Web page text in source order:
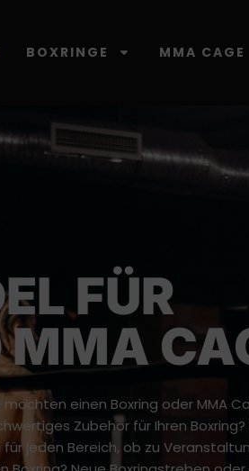
BOXRINGE MMA CAGE
FÜR
MMA
einen Boxring oder MMA
Zubehör für Ihren
jeden Bereich, ob zu